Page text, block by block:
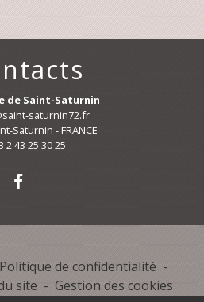
de Saint-Saturnin
saturnin72.fr
Saturnin - FRANCE
2 43 25 30 25
Politique de confidentialité -
site - Gestion des cookies